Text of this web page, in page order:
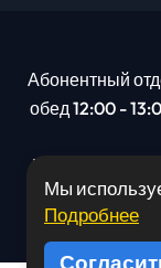
Абонентный
обед 12:00 -
Рекламный
обед 12:00 -
8(0176):
Мы
Подробнее